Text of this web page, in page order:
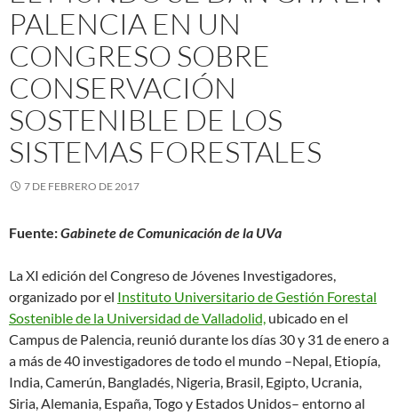
PALENCIA EN UN
CONGRESO SOBRE
CONSERVACIÓN
SOSTENIBLE DE LOS
SISTEMAS FORESTALES
7 DE FEBRERO DE 2017
Fuente:Gabinete de Comunicación de la UVa
La XI edición del Congreso de Jóvenes Investigadores,
organizado por el Instituto Universitario de Gestión Forestal
Sostenible de la Universidad de Valladolid, ubicado en el
Campus de Palencia, reunió durante los días 30 y 31 de enero a
a más de 40 investigadores de todo el mundo –Nepal, Etiopía,
India, Camerún, Bangladés, Nigeria, Brasil, Egipto, Ucrania,
Siria, Alemania, España, Togo y Estados Unidos– entorno al